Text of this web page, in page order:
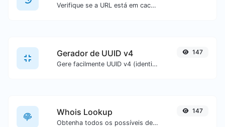
Verifique se a URL está em cache ou não pelo Google.
Gerador de UUID v4
Gere facilmente UUID v4 (identificador universalmente único) com a ajuda da nossa ferramenta.
147
Whois Lookup
Obtenha todos os possíveis detalhes sobre um nome de domínio.
147